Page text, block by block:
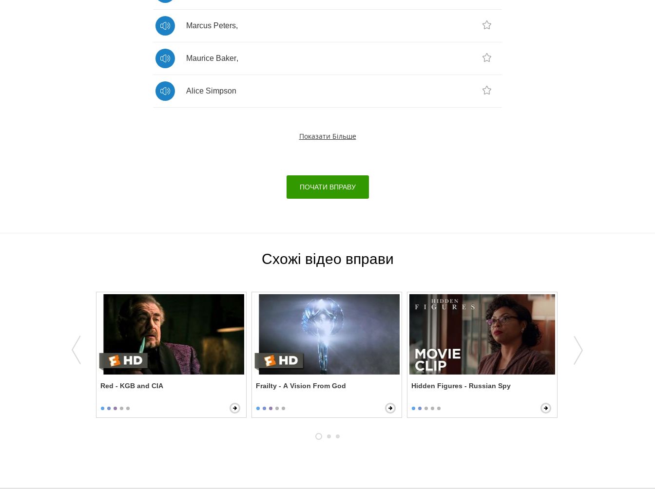
Marcus Peters,
Maurice Baker,
Alice Simpson
Показати Більше
ПОЧАТИ ВПРАВУ
Схожі відео вправи
Red - KGB and CIA Frailty - A Vision From God Hidden Figures - Russian Spy